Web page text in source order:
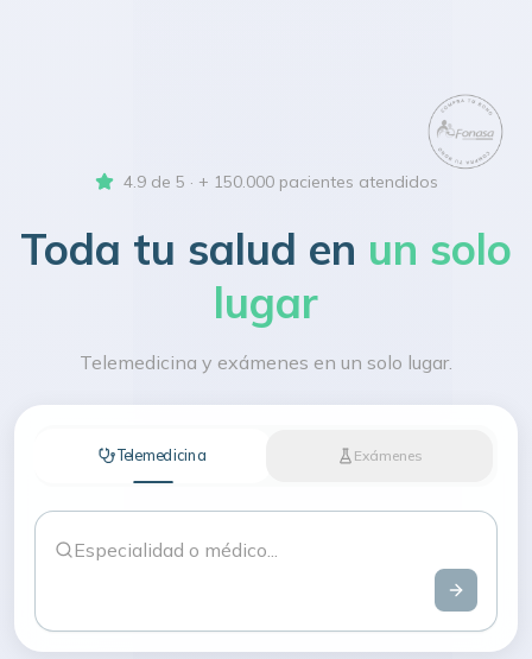
4.9 de 5 · + 150.000 pacientes atendidos
Toda tu salud en un solo
lugar
Telemedicina y exámenes en un solo lugar.
Telemedicina Exámenes